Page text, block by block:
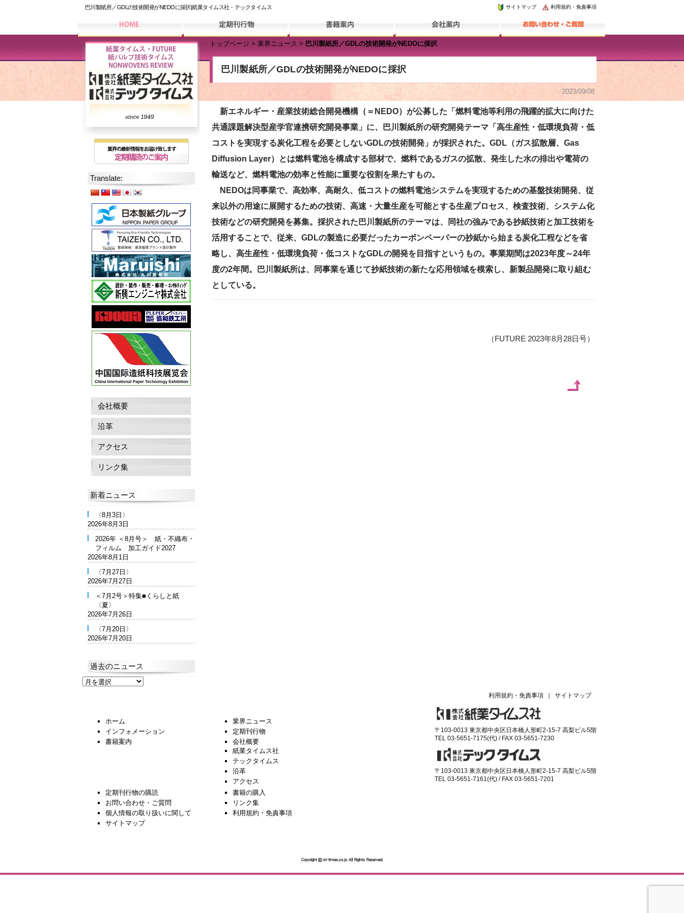
巴川製紙所／GDLの技術開発がNEDOに採択|紙業タイムス社・テックタイムス 利用規約・免責事項
サイトマップ
トップページ > 業界ニュース > 巴川製紙所／GDLの技術開発がNEDOに採択
巴川製紙所／GDLの技術開発がNEDOに採択
2023/09/08
新エネルギー・産業技術総合開発機構（＝NEDO）が公募した「燃料電池等利用の飛躍的拡大に向けた
共通課題解決型産学官連携研究開発事業」に、巴川製紙所の研究開発テーマ「高生産性・低環境負荷・低
コストを実現する炭化工程を必要としないGDLの技術開発」が採択された。GDL（ガス拡散層、Gas
Diffusion Layer）とは燃料電池を構成する部材で、燃料であるガスの拡散、発生した水の排出や電荷の
輸送など、燃料電池の効率と性能に重要な役割を果たすもの。
NEDOは同事業で、高効率、高耐久、低コストの燃料電池システムを実現するための基盤技術開発、従
来以外の用途に展開するための技術、高速・大量生産を可能とする生産プロセス、検査技術、システム化
技術などの研究開発を募集。採択された巴川製紙所のテーマは、同社の強みである抄紙技術と加工技術を
活用することで、従来、GDLの製造に必要だったカーボンペーパーの抄紙から始まる炭化工程などを省
略し、高生産性・低環境負荷・低コストなGDLの開発を目指すというもの。事業期間は2023年度～24年
度の2年間。巴川製紙所は、同事業を通じて抄紙技術の新たな応用領域を模索し、新製品開発に取り組む
としている。
（FUTURE 2023年8月28日号）
Translate:
会社概要
沿革
アクセス
リンク集
新着ニュース
〈8月3日〉
2026年8月3日
2026年 ＜8月号＞ 紙・不織布・
フィルム 加工ガイド2027
2026年8月1日
〈7月27日〉
2026年7月27日
＜7月2号＞特集■くらしと紙
〈夏〉
2026年7月26日
〈7月20日〉
2026年7月20日
過去のニュース
過
ホーム
業界ニュース
インフォメーション
定期刊行物
書籍案内
会社概要
紙業タイムス社
テックタイムス
沿革
アクセス
定期刊行物の購読
書籍の購入
お問い合わせ・ご質問
リンク集
個人情報の取り扱いに関して
利用規約・免責事項
サイトマップ
サイトマップ
利用規約・免責事項
〒103-0013 東京都中央区日本橋人形町2-15-7 高梨ビル5階
TEL 03-5651-7175(代) / FAX 03-5651-7230
〒103-0013 東京都中央区日本橋人形町2-15-7 高梨ビル5階
TEL 03-5651-7161(代) / FAX 03-5651-7201